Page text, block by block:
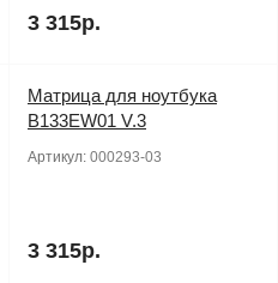
3 315р.
Матрица для ноутбука
B133EW01 V.3
Артикул: 000293-03
3 315р.